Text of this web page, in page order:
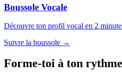
Boussole Vocale
Découvre ton profil vocal en 2
Suivre la boussole →
Forme-toi à ton rythme